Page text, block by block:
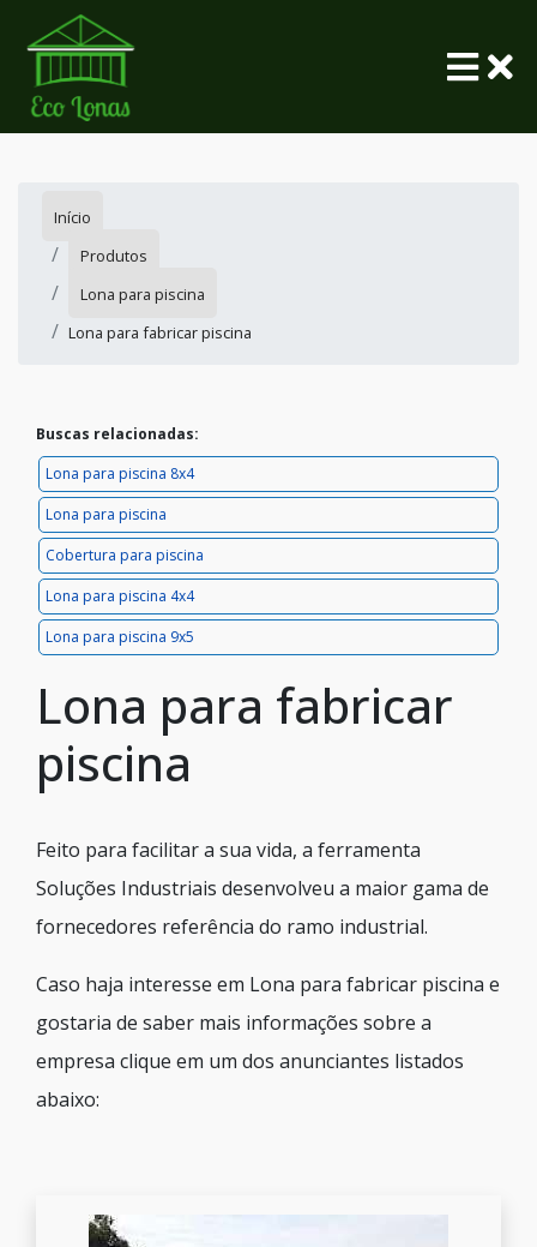
Início
Produtos
Lona para piscina
Lona para fabricar piscina
Buscas relacionadas:
Lona para piscina 8x4
Lona para piscina
Cobertura para piscina
Lona para piscina 4x4
Lona para piscina 9x5
Lona para fabricar
piscina
Feito para facilitar a sua vida, a ferramenta
Soluções Industriais desenvolveu a maior gama de
fornecedores referência do ramo industrial.
Caso haja interesse em Lona para fabricar piscina e
gostaria de saber mais informações sobre a
empresa clique em um dos anunciantes listados
abaixo: